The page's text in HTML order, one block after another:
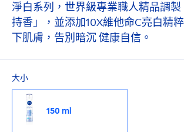
淨白系列，世界級專業職人精品調
持香」，並添加10X維他命C亮白精
下肌膚，告別暗沉 健康自信。
大小
150 ml